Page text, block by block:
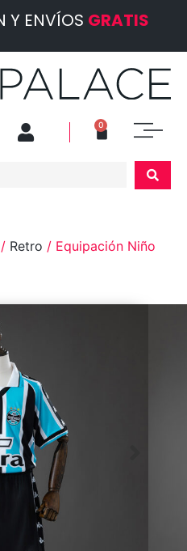
Y ENVÍOS GRATIS
0
/ Retro / Equipación Niño